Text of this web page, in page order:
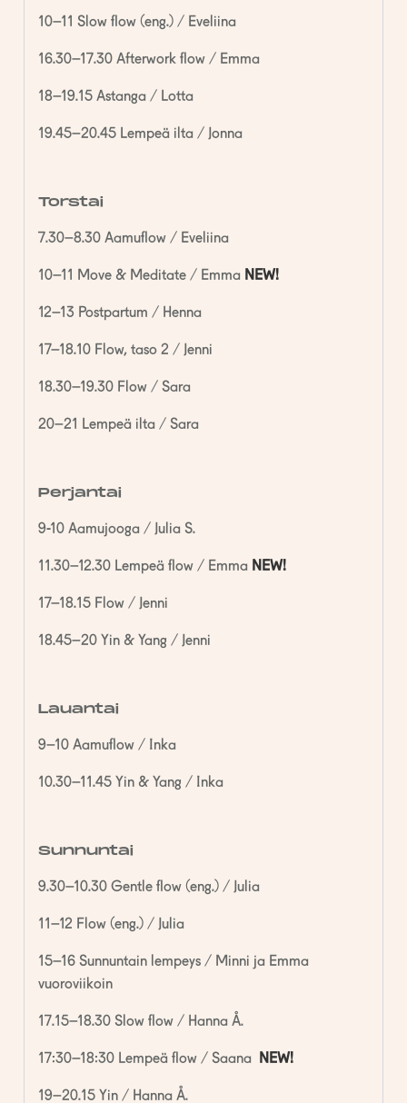
10–11 Slow flow (eng.) / Eveliina
16.30–17.30 Afterwork flow / Emma
18–19.15 Astanga / Lotta
19.45–20.45 Lempeä ilta / Jonna
Torstai
7.30–8.30 Aamuflow / Eveliina
10–11 Move & Meditate / Emma NEW!
12–13 Postpartum / Henna
17–18.10 Flow, taso 2 / Jenni
18.30–19.30 Flow / Sara
20–21 Lempeä ilta / Sara
Perjantai
9-10 Aamujooga / Julia S.
11.30–12.30 Lempeä flow / Emma NEW!
17–18.15 Flow / Jenni
18.45–20 Yin & Yang / Jenni
Lauantai
9–10 Aamuflow / Inka
10.30–11.45 Yin & Yang / Inka
Sunnuntai
9.30–10.30 Gentle flow (eng.) / Julia
11–12 Flow (eng.) / Julia
15–16 Sunnuntain lempeys / Minni ja Emma
vuoroviikoin
17.15–18.30 Slow flow / Hanna Å.
17:30–18:30 Lempeä flow / Saana NEW!
19–20.15 Yin / Hanna Å.